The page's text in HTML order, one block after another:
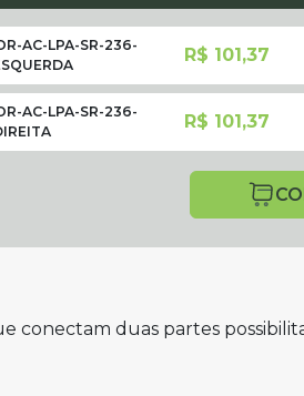
AC-LPA-SR-236-
R$ 101,37
AC-LPA-SR-236-
R$ 101,37
conectam duas partes